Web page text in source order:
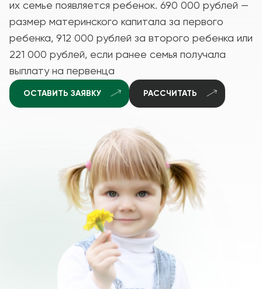
их семье появляется ребенок. 690 000 рублей —
размер материнского капитала за первого
ребенка, 912 000 рублей за второго ребенка или
221 000 рублей, если ранее семья получала
выплату на первенца
ОСТАВИТЬ ЗАЯВКУ РАССЧИТАТЬ